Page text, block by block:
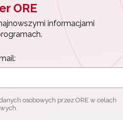
ORE
informacjami
osobowych przez ORE w celach